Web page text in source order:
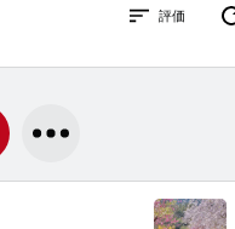
評価